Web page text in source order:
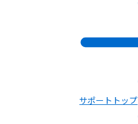
サポートトップ